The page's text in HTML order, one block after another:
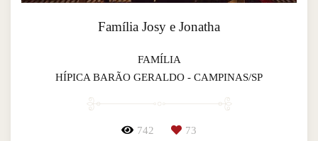
Família Josy e Jonatha
FAMÍLIA
HÍPICA BARÃO GERALDO - CAMPINAS/SP
742 73